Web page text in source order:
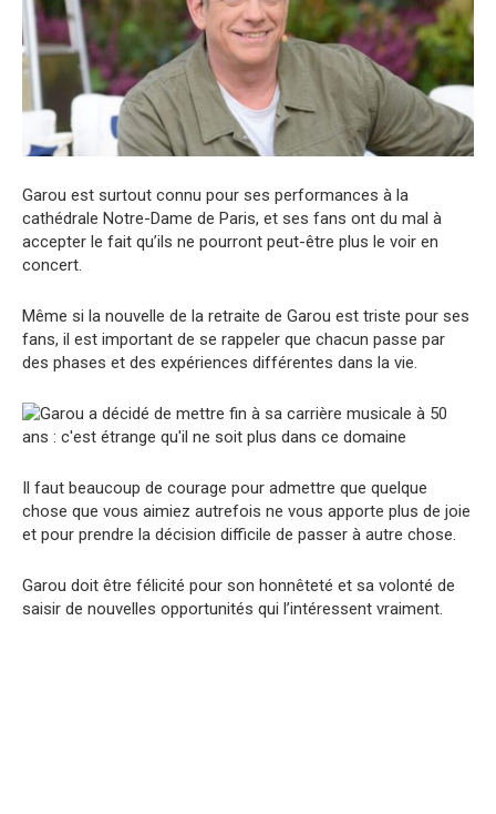
Garou est surtout connu pour ses performances à la
cathédrale Notre-Dame de Paris, et ses fans ont du mal à
accepter le fait qu’ils ne pourront peut-être plus le voir en
concert.
Même si la nouvelle de la retraite de Garou est triste pour ses
fans, il est important de se rappeler que chacun passe par
des phases et des expériences différentes dans la vie.
Il faut beaucoup de courage pour admettre que quelque
chose que vous aimiez autrefois ne vous apporte plus de joie
et pour prendre la décision difficile de passer à autre chose.
Garou doit être félicité pour son honnêteté et sa volonté de
saisir de nouvelles opportunités qui l’intéressent vraiment.